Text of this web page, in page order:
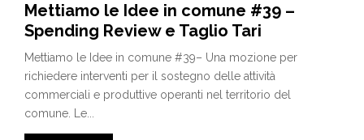
Mettiamo le Idee in comune #39 –
Spending Review e Taglio Tari
Mettiamo le Idee in comune #39– Una mozione per
richiedere interventi per il sostegno delle attività
commerciali e produttive operanti nel territorio del
comune. Le...